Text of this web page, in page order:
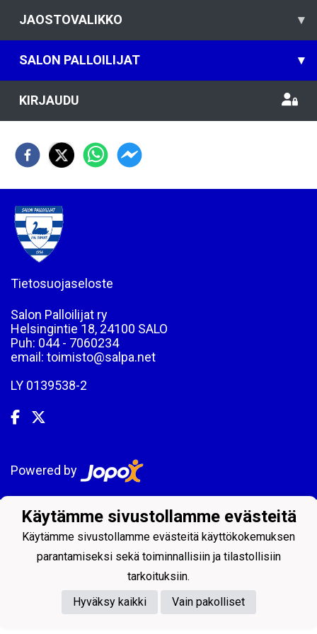
JAOSTOVALIKKO ▾
SALON PALLOILIJAT ▾
KIRJAUDU
Tietosuojaseloste
Salon Palloilijat ry
Helsingintie 18, 24100 SALO
Puh: 044 - 7060234
email: toimisto@salpa.net
LY 0139538-2
Powered by
Käytämme sivustollamme evästeitä
Käytämme sivustollamme evästeitä käyttökokemuksen
parantamiseksi sekä toiminnallisiin ja tilastollisiin
tarkoituksiin.
Hyväksy kaikki
Vain pakolliset